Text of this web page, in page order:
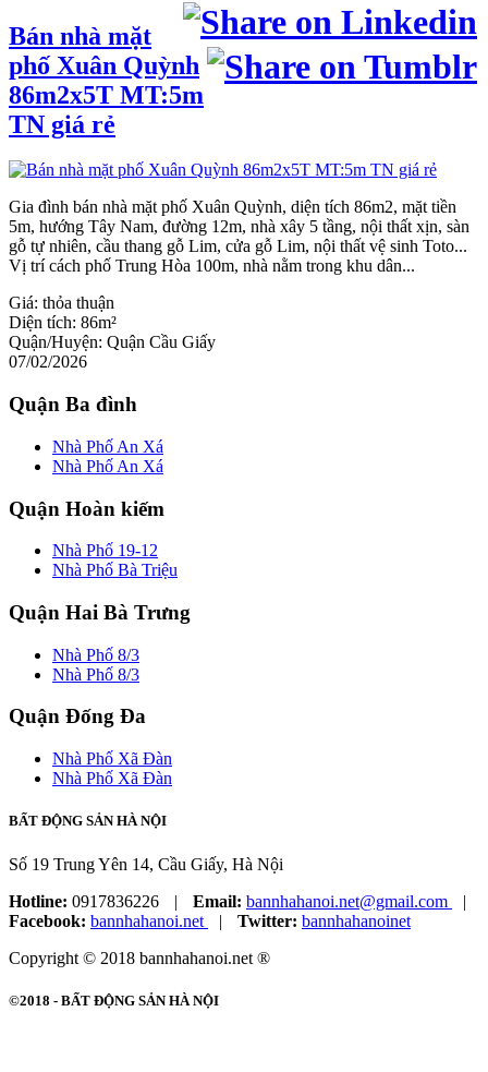
Bán nhà mặt
phố Xuân Quỳnh
86m2x5T MT:5m
TN giá rẻ
Gia đình bán nhà mặt phố Xuân Quỳnh, diện tích 86m2, mặt tiền
5m, hướng Tây Nam, đường 12m, nhà xây 5 tầng, nội thất xịn, sàn
gỗ tự nhiên, cầu thang gỗ Lim, cửa gỗ Lim, nội thất vệ sinh Toto...
Vị trí cách phố Trung Hòa 100m, nhà nằm trong khu dân...
Giá: thỏa thuận
Diện tích: 86m²
Quận/Huyện: Quận Cầu Giấy
07/02/2026
Quận Ba đình
Nhà Phố An Xá
Nhà Phố An Xá
Quận Hoàn kiếm
Nhà Phố 19-12
Nhà Phố Bà Triệu
Quận Hai Bà Trưng
Nhà Phố 8/3
Nhà Phố 8/3
Quận Đống Đa
Nhà Phố Xã Đàn
Nhà Phố Xã Đàn
BẤT ĐỘNG SẢN HÀ NỘI
Số 19 Trung Yên 14, Cầu Giấy, Hà Nội
Hotline: 0917836226 | Email: bannhahanoi.net@gmail.com
|
Facebook: bannhahanoi.net | Twitter: bannhahanoinet
Copyright © 2018 bannhahanoi.net ®
©2018 - BẤT ĐỘNG SẢN HÀ NỘI